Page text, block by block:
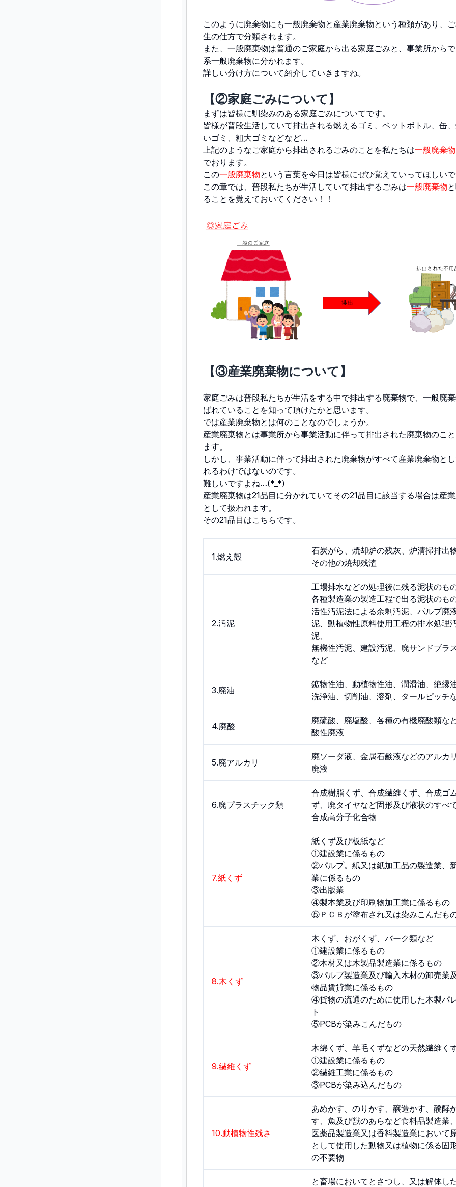
このように廃棄物にも一般廃棄物と産業廃棄物という種類があり、
生の仕方で分類されます。
また、一般廃棄物は普通のご家庭から出る家庭ごみと、事業所から
系一般廃棄物に分かれます。
詳しい分け方について紹介していきますね。
【②家庭ごみについて】
まずは皆様に馴染みのある家庭ごみについてです。
皆様が普段生活していて排出される燃えるゴミ、ペットボトル、缶
いゴミ、粗大ゴミなどなど…
上記のようなご家庭から排出されるごみのことを私たちは一般廃棄物
でおります。
この一般廃棄物という言葉を今日は皆様にぜひ覚えていってほしい
この章では、普段私たちが生活していて排出するごみは一般廃棄物
ることを覚えておいてください！！
【③産業廃棄物について】
家庭ごみは普段私たちが生活をする中で排出する廃棄物で、一般廃
ばれていることを知って頂けたかと思います。
では産業廃棄物とは何のことなのでしょうか。
産業廃棄物とは事業所から事業活動に伴って排出された廃棄物のこ
ます。
しかし、事業活動に伴って排出された廃棄物がすべて産業廃棄物と
れるわけではないのです。
難しいですよね…(*_*)
産業廃棄物は21品目に分かれていてその21品目に該当する場合は産
として扱われます。
その21品目はこちらです。
1.燃え殻
石炭がら、焼却炉の残灰、炉清掃排出
その他の焼却残渣
2.汚泥
工場排水などの処理後に残る泥状のも
各種製造業の製造工程で出る泥状のも
活性汚泥法による余剰汚泥、パルプ廃
泥、動植物性原料使用工程の排水処理
泥、
無機性汚泥、建設汚泥、廃サンドブラ
など
3.廃油
鉱物性油、動植物性油、潤滑油、絶縁
洗浄油、切削油、溶剤、タールピッチ
4.廃酸
廃硫酸、廃塩酸、各種の有機廃酸類な
酸性廃液
5.廃アルカリ
廃ソーダ液、金属石鹸液などのアルカ
廃液
6.廃プラスチック類
合成樹脂くず、合成繊維くず、合成ゴ
ず、廃タイヤなど固形及び液状のすべ
合成高分子化合物
7.紙くず
紙くず及び板紙など
①建設業に係るもの
②パルプ。紙又は紙加工品の製造業、
業に係るもの
③出版業
④製本業及び印刷物加工業に係るもの
⑤ＰＣＢが塗布され又は染みこんだも
8.木くず
木くず、おがくず、バーク類など
①建設業に係るもの
②木材又は木製品製造業に係るもの
③パルプ製造業及び輸入木材の卸売業
物品賃貸業に係るもの
④貨物の流通のために使用した木製パ
ト
⑤PCBが染みこんだもの
9.繊維くず
木綿くず、羊毛くずなどの天然繊維く
①建設業に係るもの
②繊維工業に係るもの
③PCBが染み込んだもの
10.動植物性残さ
あめかす、のりかす、醸造かす、醗酵
す、魚及び獣のあらなど食料品製造業
医薬品製造業又は香料製造業において
として使用した動物又は植物に係る固
の不要物
と畜場においてとさつし、又は解体し